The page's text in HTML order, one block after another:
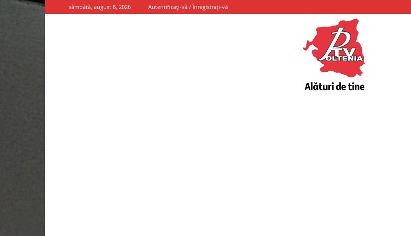
sâmbătă, august 8, 2026 Autentificați-vă / Înregistrați-vă